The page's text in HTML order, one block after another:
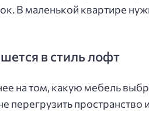
В маленькой квартире
в стиль лофт
на том, какую мебель
перегрузить пространство